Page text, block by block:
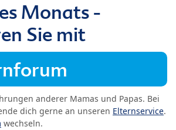
Monats -
Sie mit
anderer Mamas und Papas. Bei
dich gerne an unseren Elternservice.
wechseln.